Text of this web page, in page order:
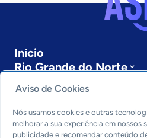
Início
Rio Grande do Norte
Sobre a ASN
Últimas notícias
Entre em contato
Editorias
Aviso de Cookies
Nós usamos cookies e outras
melhorar a sua experiência em nossos
publicidade e recomendar conteúdo